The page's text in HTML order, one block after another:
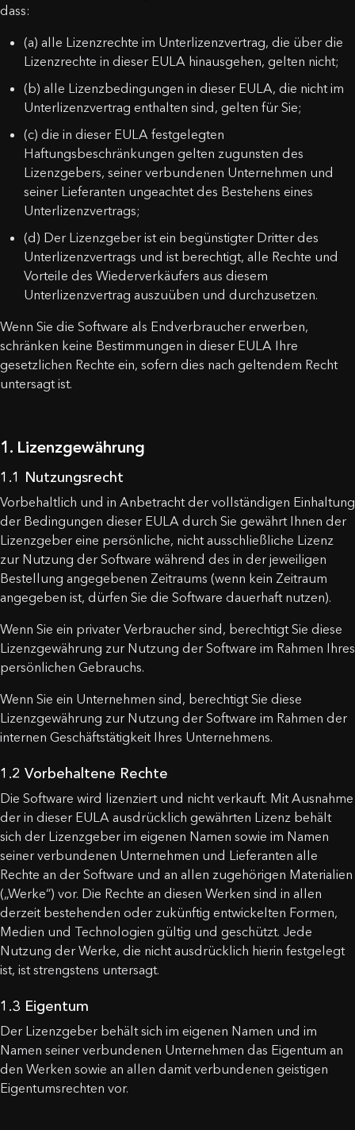
dass:
(a) alle Lizenzrechte im Unterlizenzvertrag, die über die
Lizenzrechte in dieser EULA hinausgehen, gelten nicht;
(b) alle Lizenzbedingungen in dieser EULA, die nicht im
Unterlizenzvertrag enthalten sind, gelten für Sie;
(c) die in dieser EULA festgelegten
Haftungsbeschränkungen gelten zugunsten des
Lizenzgebers, seiner verbundenen Unternehmen und
seiner Lieferanten ungeachtet des Bestehens eines
Unterlizenzvertrags;
(d) Der Lizenzgeber ist ein begünstigter Dritter des
Unterlizenzvertrags und ist berechtigt, alle Rechte und
Vorteile des Wiederverkäufers aus diesem
Unterlizenzvertrag auszuüben und durchzusetzen.
Wenn Sie die Software als Endverbraucher erwerben,
schränken keine Bestimmungen in dieser EULA Ihre
gesetzlichen Rechte ein, sofern dies nach geltendem Recht
untersagt ist.
1. Lizenzgewährung
1.1 Nutzungsrecht
Vorbehaltlich und in Anbetracht der vollständigen Einhaltung
der Bedingungen dieser EULA durch Sie gewährt Ihnen der
Lizenzgeber eine persönliche, nicht ausschließliche Lizenz
zur Nutzung der Software während des in der jeweiligen
Bestellung angegebenen Zeitraums (wenn kein Zeitraum
angegeben ist, dürfen Sie die Software dauerhaft nutzen).
Wenn Sie ein privater Verbraucher sind, berechtigt Sie diese
Lizenzgewährung zur Nutzung der Software im Rahmen Ihres
persönlichen Gebrauchs.
Wenn Sie ein Unternehmen sind, berechtigt Sie diese
Lizenzgewährung zur Nutzung der Software im Rahmen der
internen Geschäftstätigkeit Ihres Unternehmens.
1.2 Vorbehaltene Rechte
Die Software wird lizenziert und nicht verkauft. Mit Ausnahme
der in dieser EULA ausdrücklich gewährten Lizenz behält
sich der Lizenzgeber im eigenen Namen sowie im Namen
seiner verbundenen Unternehmen und Lieferanten alle
Rechte an der Software und an allen zugehörigen Materialien
(„Werke“) vor. Die Rechte an diesen Werken sind in allen
derzeit bestehenden oder zukünftig entwickelten Formen,
Medien und Technologien gültig und geschützt. Jede
Nutzung der Werke, die nicht ausdrücklich hierin festgelegt
ist, ist strengstens untersagt.
1.3 Eigentum
Der Lizenzgeber behält sich im eigenen Namen und im
Namen seiner verbundenen Unternehmen das Eigentum an
den Werken sowie an allen damit verbundenen geistigen
Eigentumsrechten vor.